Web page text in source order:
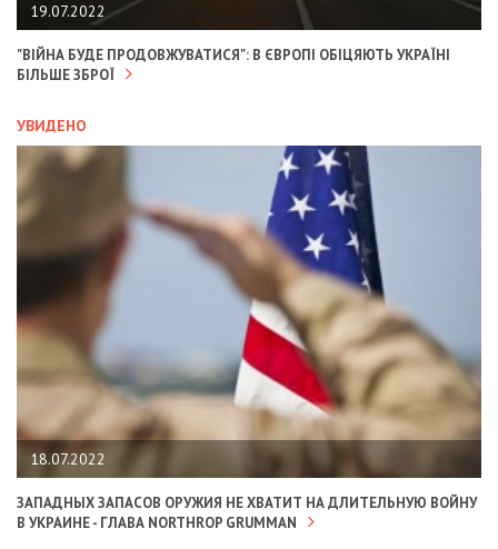
19.07.2022
"ВІЙНА БУДЕ ПРОДОВЖУВАТИСЯ": В ЄВРОПІ ОБІЦЯЮТЬ УКРАЇНІ
БІЛЬШЕ ЗБРОЇ
УВИДЕНО
18.07.2022
ЗАПАДНЫХ ЗАПАСОВ ОРУЖИЯ НЕ ХВАТИТ НА ДЛИТЕЛЬНУЮ ВОЙНУ
В УКРАИНЕ - ГЛАВА NORTHROP GRUMMAN